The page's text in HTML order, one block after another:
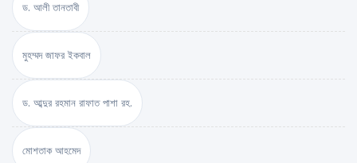
ড. আলী তানতাবী
মুহম্মদ জাফর ইকবাল
ড. আব্দুর রহমান রাফাত পাশা রহ.
মোশতাক আহমেদ